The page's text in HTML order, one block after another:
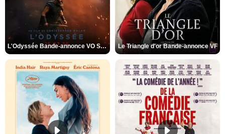
L'Odyssée Bande-annonce VO STFR Le Triangle d'or Bande-annonce VF